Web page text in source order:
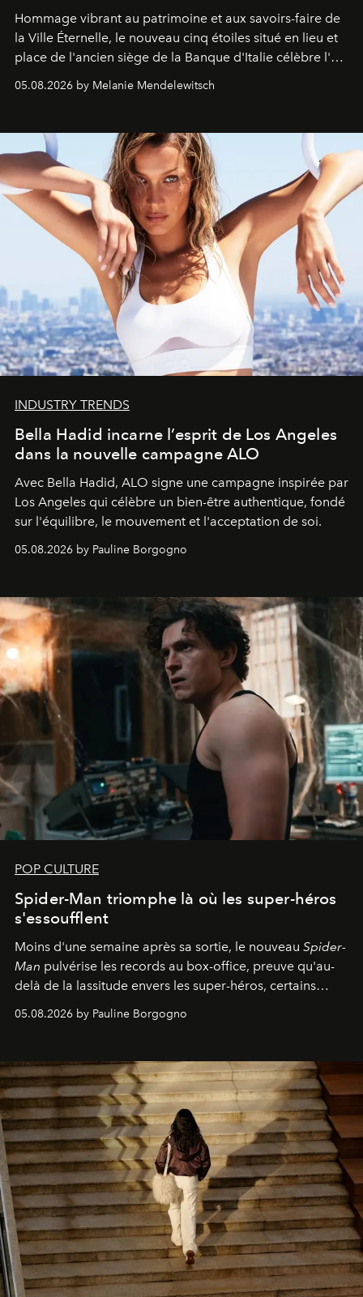
Hommage vibrant au patrimoine et aux savoirs-faire de
la Ville Éternelle, le nouveau cinq étoiles situé en lieu et
place de l'ancien siège de la Banque d'Italie célèbre l'art
05.08.2026 by Melanie Mendelewitsch
INDUSTRY TRENDS
Bella Hadid incarne l’esprit de Los Angeles
dans la nouvelle campagne ALO
Avec Bella Hadid, ALO signe une campagne inspirée par
Los Angeles qui célèbre un bien-être authentique, fondé
sur l'équilibre, le mouvement et l'acceptation de soi.
05.08.2026 by Pauline Borgogno
POP CULTURE
Spider-Man triomphe là où les super-héros
s'essoufflent
Moins d'une semaine après sa sortie, le nouveau Spider-
Man pulvérise les records au box-office, preuve qu'au-
delà de la lassitude envers les super-héros, certains
05.08.2026 by Pauline Borgogno